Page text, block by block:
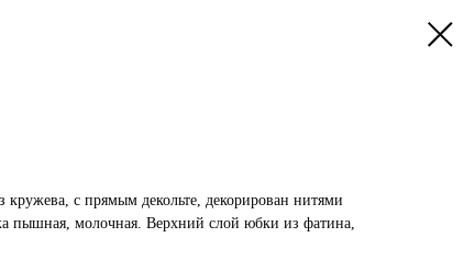
кружева, с прямым декольте, декорирован нитями
пышная, молочная. Верхний слой юбки из фатина,